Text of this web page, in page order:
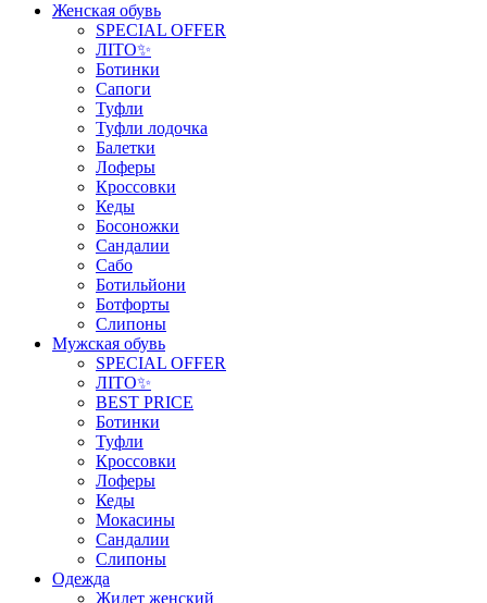
Женская обувь
SPECIAL OFFER
ЛІТО✨
Ботинки
Сапоги
Туфли
Туфли лодочка
Балетки
Лоферы
Кроссовки
Кеды
Босоножки
Сандалии
Сабо
Ботильйони
Ботфорты
Слипоны
Мужская обувь
SPECIAL OFFER
ЛІТО✨
BEST PRICE
Ботинки
Туфли
Кроссовки
Лоферы
Кеды
Мокасины
Сандалии
Слипоны
Одежда
Жилет женский